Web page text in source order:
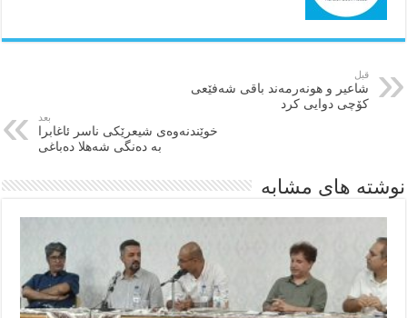
قبل
شاعیر و هونەرمەند باقی شەفێعی
کۆچی دوایی کرد
بعد
خوێندنه‌وه‌ی شیعرێکی ناسر ئاغابرا
به‌ ده‌نگی شەهلا دەباغی
نوشته های مشابه